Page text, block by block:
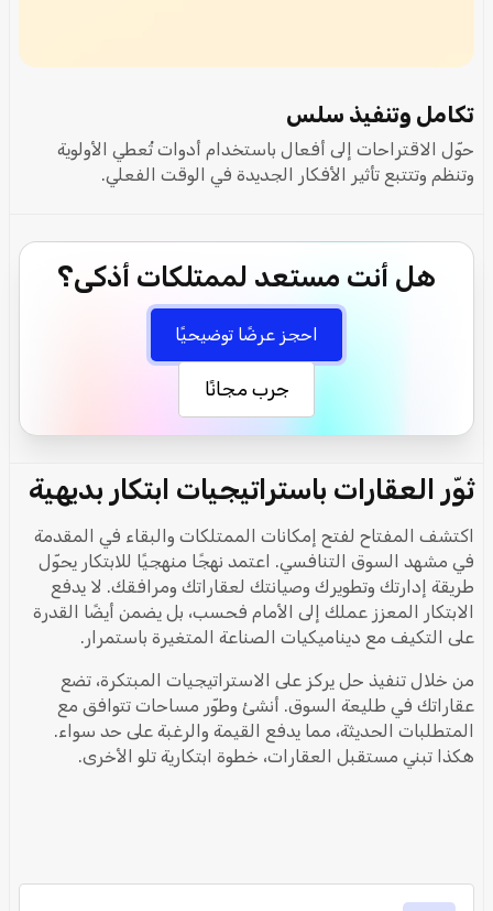
تكامل وتنفيذ سلس
حوّل الاقتراحات إلى أفعال باستخدام أدوات تُعطي الأولوية
وتنظم وتتتبع تأثير الأفكار الجديدة في الوقت الفعلي.
هل أنت مستعد لممتلكات أذكى؟
احجز عرضًا توضيحيًا
جرب مجانًا
ثوّر العقارات باستراتيجيات ابتكار بديهية
اكتشف المفتاح لفتح إمكانات الممتلكات والبقاء في المقدمة
في مشهد السوق التنافسي. اعتمد نهجًا منهجيًا للابتكار يحوّل
طريقة إدارتك وتطويرك وصيانتك لعقاراتك ومرافقك. لا يدفع
الابتكار المعزز عملك إلى الأمام فحسب، بل يضمن أيضًا القدرة
على التكيف مع ديناميكيات الصناعة المتغيرة باستمرار.
من خلال تنفيذ حل يركز على الاستراتيجيات المبتكرة، تضع
عقاراتك في طليعة السوق. أنشئ وطوّر مساحات تتوافق مع
المتطلبات الحديثة، مما يدفع القيمة والرغبة على حد سواء.
هكذا تبني مستقبل العقارات، خطوة ابتكارية تلو الأخرى.